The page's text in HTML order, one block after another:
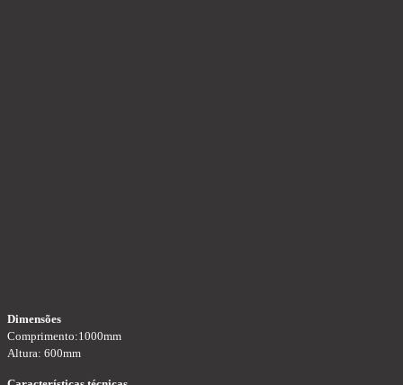
Dimensões
Comprimento:1000mm
Altura: 600mm